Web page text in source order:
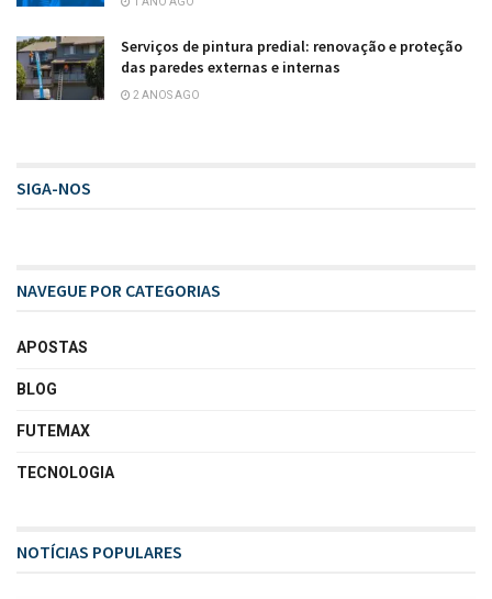
Serviços de pintura predial: renovação e proteção
das paredes externas e internas
2 ANOS AGO
SIGA-NOS
NAVEGUE POR CATEGORIAS
APOSTAS
BLOG
FUTEMAX
TECNOLOGIA
NOTÍCIAS POPULARES